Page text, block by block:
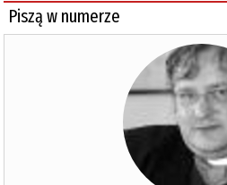
Piszą w numerze